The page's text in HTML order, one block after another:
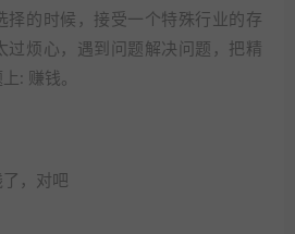
择的时候，接受一个特殊行业的存
过烦心，遇到问题解决问题，把精
: 赚钱。​
，对吧​